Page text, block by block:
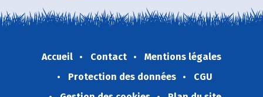
Accueil Contact
Mentions légales
Protection des données
CGU